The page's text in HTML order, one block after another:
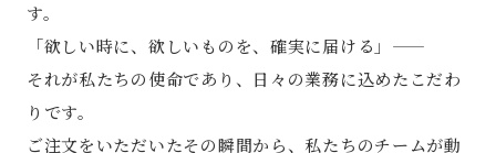
す。
「欲しい時に、欲しいものを、確実に届ける」——
それが私たちの使命であり、日々の業務に込めたこだわ
りです。
ご注文をいただいたその瞬間から、私たちのチームが動